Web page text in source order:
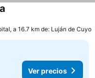
a 16.7 km de: Luján de Cuyo
Ver precios